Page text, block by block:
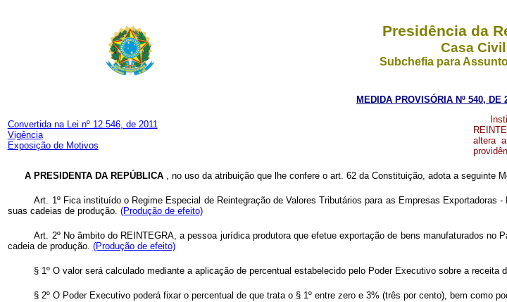
Presidência da
Casa Civil
Subchefia para
MEDIDA PROVISÓRIA Nº 540, DE
Convertida na Lei nº 12.546, de 2011
Vigência
Exposição de Motivos
altera
A PRESIDENTA DA REPÚBLICA , no uso da atribuição que lhe confere o art. 62 da Constituição, adota a seguinte
Art. 1º Fica instituído o Regime Especial de Reintegração de Valores Tributários para as Empresas
suas cadeias de produção. (Produção de efeito)
Art. 2º No âmbito do REINTEGRA, a pessoa jurídica produtora que efetue exportação de bens manufaturados
cadeia de produção. (Produção de efeito)
§ 1º O valor será calculado mediante a aplicação de percentual estabelecido pelo Poder Executivo sobre a
§ 2º O Poder Executivo poderá fixar o percentual de que trata o § 1º entre zero e 3% (três por cento), bem como